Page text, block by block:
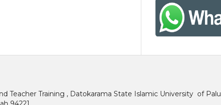
Teacher Training , Datokarama State Islamic University of Palu